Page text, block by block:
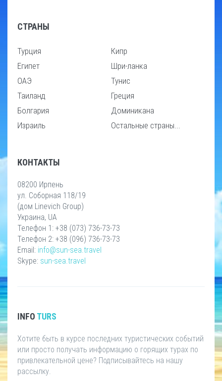
СТРАНЫ
Турция
Египет
ОАЭ
Таиланд
Болгария
Израиль
Кипр
Шри-ланка
Тунис
Греция
Доминикана
Остальные страны...
КОНТАКТЫ
08200 Ирпень
ул. Соборная 118/19
(дом Linevich Group)
Украина, UA
Телефон 1: +38 (073) 736-73-73
Телефон 2: +38 (096) 736-73-73
Email: info@sun-sea.travel
Skype: sun-sea.travel
INFO TURS
Хотите быть в курсе последних туристических событий
или просто получать информацию о горящих турах по
привлекательной цене? Подписывайтесь на нашу
рассылку.